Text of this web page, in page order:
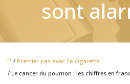
sont
/ Premier pas avec l'e-cigarette
/ Le cancer du poumon : les chiffres en